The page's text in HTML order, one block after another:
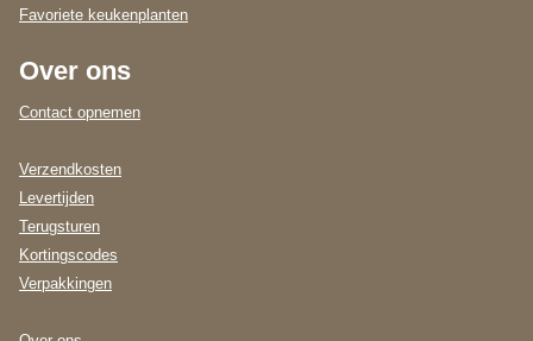
Favoriete keukenplanten
Over ons
Contact opnemen
Verzendkosten
Levertijden
Terugsturen
Kortingscodes
Verpakkingen